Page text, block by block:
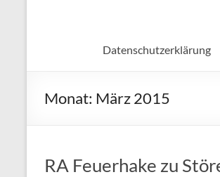
Datenschutzerklärung
Monat: März 2015
RA Feuerhake zu